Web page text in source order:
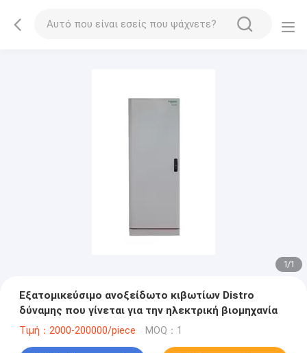
1/1
Εξατομικεύσιμο ανοξείδωτο κιβωτίων Distro
δύναμης που γίνεται για την ηλεκτρική βιομηχανία
Τιμή：2000-200000/piece MOQ：1